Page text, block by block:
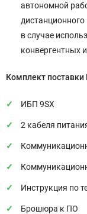
автономной
в случае
конвергентных
Комплект поставки
ИБП 9SX
2 кабеля
Инструкция по
Брошюра к ПО